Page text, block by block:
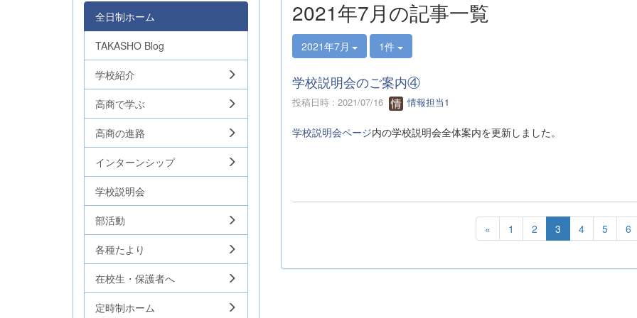
2021年7月の記事一覧
2021年7月 1件
学校説明会のご案内④
投稿日時 : 2021/07/16 情報担当1
学校説明会ページ内の学校説明会全体案内を更新しました。
« 1 2 3 4 5 6
全日制ホーム
TAKASHO Blog
学校紹介
高商で学ぶ
高商の進路
インターンシップ
学校説明会
部活動
各種たより
在校生・保護者へ
定時制ホーム